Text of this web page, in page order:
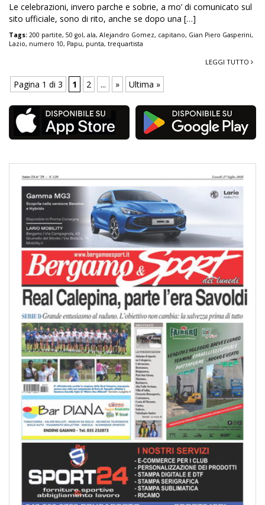
Le celebrazioni, invero parche e sobrie, a mo’ di comunicato sul
sito ufficiale, sono di rito, anche se dopo una […]
Tags: 200 partite, 50 gol, ala, Alejandro Gomez, capitano, Gian Piero Gasperini,
Lazio, numero 10, Papu, punta, trequartista
LEGGI TUTTO
Pagina 1 di 3 1 2 ... » Ultima »